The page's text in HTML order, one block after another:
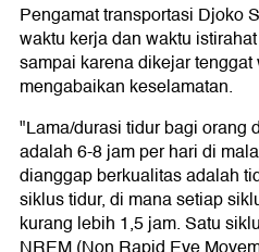
Pengamat transportasi Djoko
waktu kerja dan waktu
sampai karena dikejar
mengabaikan keselamatan.
"Lama/durasi tidur bagi orang
adalah 6-8 jam per hari di
dianggap berkualitas adalah
siklus tidur, di mana setiap
kurang lebih 1,5 jam. Satu